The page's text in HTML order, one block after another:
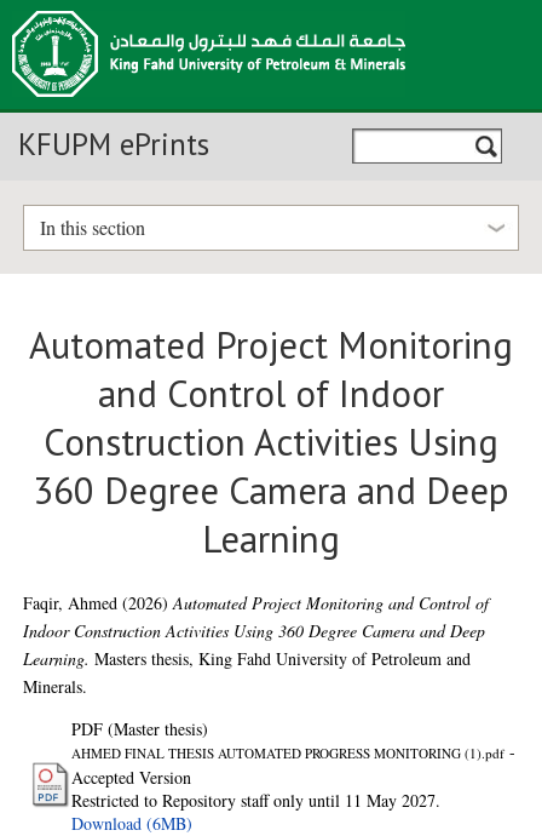
KFUPM ePrints
In this section
Automated Project Monitoring
and Control of Indoor
Construction Activities Using
360 Degree Camera and Deep
Learning
Faqir, Ahmed (2026)Automated Project Monitoring and Control of
Indoor Construction Activities Using 360 Degree Camera and Deep
Learning. Masters thesis, King Fahd University of Petroleum and
Minerals.
PDF (Master thesis)
AHMED FINAL THESIS AUTOMATED PROGRESS MONITORING (1).pdf -
Accepted Version
Restricted to Repository staff only until 11 May 2027.
Download (6MB)